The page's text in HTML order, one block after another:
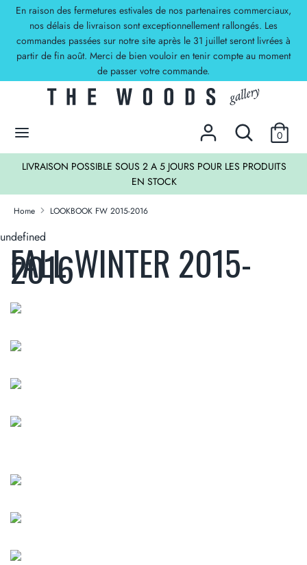
Skip
content
En raison des fermetures estivales de nos partenaires commerciaux,
nos délais de livraison sont exceptionnellement rallongés. Les
commandes passées sur notre site après le 31 juillet seront livrées à
partir de fin août. Merci de bien vouloir en tenir compte au moment
de passer votre commande.
Search
store
0
Currency
EUR €
our
store
LIVRAISON POSSIBLE SOUS 2 A 5 JOURS POUR LES PRODUITS
EN STOCK
Home LOOKBOOK FW 2015-2016
undefined
FALL WINTER 2015-
2016